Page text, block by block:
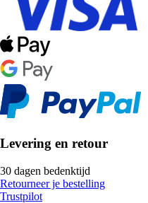
Levering en retour
30 dagen bedenktijd
Retourneer je bestelling
Trustpilot